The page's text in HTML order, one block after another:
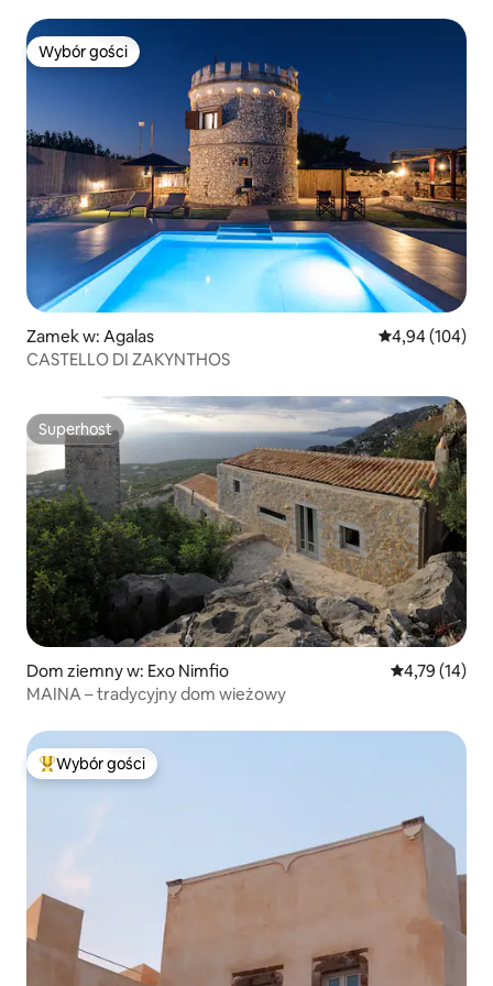
Wybór gości
Wybór gości
Zamek w: Agalas Średnia
4,94 (104)
CASTELLO DI ZAKYNTHOS
Superhost
Superhost
Dom ziemny w: Exo Nimfio Średnia
4,79 (14)
MAINA – tradycyjny dom wieżowy
Najpopularniejsze z kategorii Wybór gości
Wybór gości